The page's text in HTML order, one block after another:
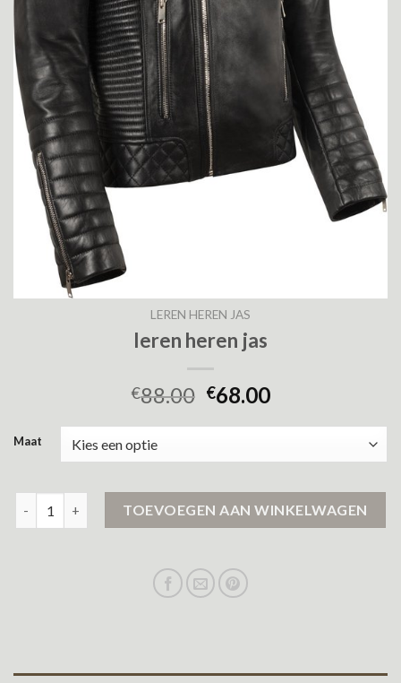
LEREN HEREN JAS
leren heren jas
€88.00 €68.00
Maat
leren heren jas aantalTOEVOEGEN AAN WINKELWAGEN